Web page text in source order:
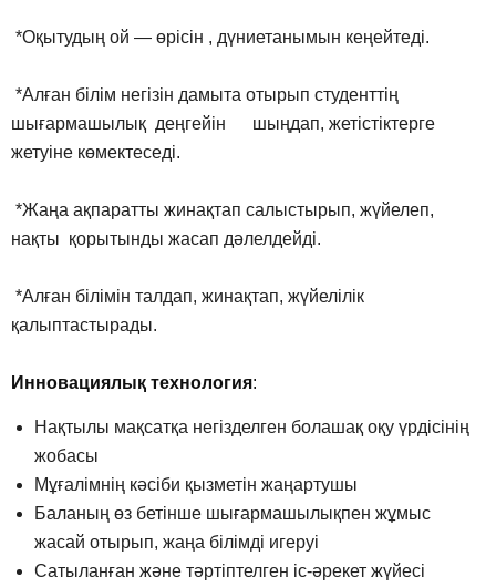
*Оқытудың ой — өрісін , дүниетанымын кеңейтеді.
*Алған білім негізін дамыта отырып студенттің
шығармашылық деңгейін шыңдап, жетістіктерге
жетуіне көмектеседі.
*Жаңа ақпаратты жинақтап салыстырып, жүйелеп,
нақты қорытынды жасап дәлелдейді.
*Алған білімін талдап, жинақтап, жүйелілік
қалыптастырады.
Инновациялық технология:
Нақтылы мақсатқа негізделген болашақ оқу үрдісінің
жобасы
Мұғалімнің кәсіби қызметін жаңартушы
Баланың өз бетінше шығармашылықпен жұмыс
жасай отырып, жаңа білімді игеруі
Сатыланған және тәртіптелген іс-әрекет жүйесі